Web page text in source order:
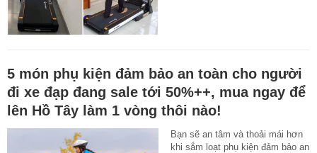
5 món phụ kiện đảm bảo an toàn cho người
đi xe đạp đang sale tới 50%++, mua ngay để
lên Hồ Tây làm 1 vòng thôi nào!
Bạn sẽ an tâm và thoải mái hơn
khi sắm loạt phụ kiện đảm bảo an